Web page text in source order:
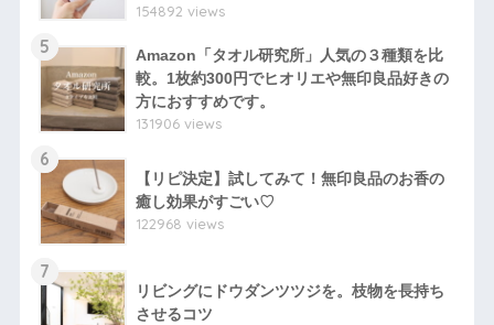
154892 views
5
Amazon「タオル研究所」人気の３種類を比
較。1枚約300円でヒオリエや無印良品好きの
方におすすめです。
131906 views
6
【リピ決定】試してみて！無印良品のお香の
癒し効果がすごい♡
122968 views
7
リビングにドウダンツツジを。枝物を長持ち
させるコツ